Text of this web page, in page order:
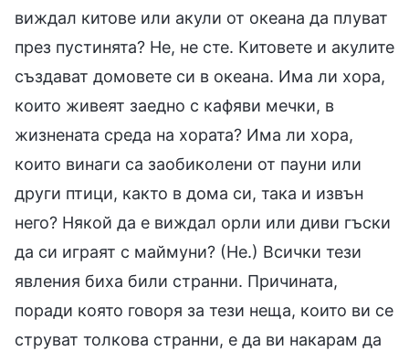
виждал китове или акули от океана да плуват
през пустинята? Не, не сте. Китовете и акулите
създават домовете си в океана. Има ли хора,
които живеят заедно с кафяви мечки, в
жизнената среда на хората? Има ли хора,
които винаги са заобиколени от пауни или
други птици, както в дома си, така и извън
него? Някой да е виждал орли или диви гъски
да си играят с маймуни? (Не.) Всички тези
явления биха били странни. Причината,
поради която говоря за тези неща, които ви се
струват толкова странни, е да ви накарам да